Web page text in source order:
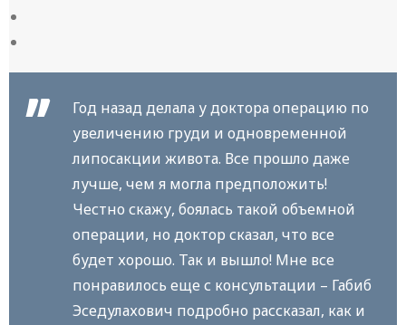
Год назад делала у доктора операцию по
увеличению груди и одновременной
липосакции живота. Все прошло даже
лучше, чем я могла предположить!
Честно скажу, боялась такой объемной
операции, но доктор сказал, что все
будет хорошо. Так и вышло! Мне все
понравилось еще с консультации – Габиб
Эседулахович подробно рассказал, как и